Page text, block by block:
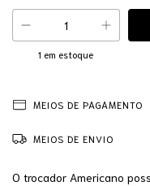
1 em estoque
MEIOS DE PAGAMENTO
MEIOS DE ENVIO
O trocador Americano